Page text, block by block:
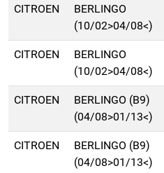
CITROEN
BERLINGO
(10/02>04/08<)
CITROEN
BERLINGO
(10/02>04/08<)
CITROEN
BERLINGO (B9)
(04/08>01/13<)
CITROEN
BERLINGO (B9)
(04/08>01/13<)